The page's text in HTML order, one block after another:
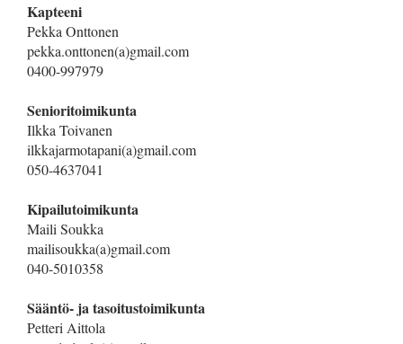
Kapteeni
Pekka Onttonen
pekka.onttonen(a)gmail.com
0400-997979
Senioritoimikunta
Ilkka Toivanen
ilkkajarmotapani(a)gmail.com
050-4637041
Kipailutoimikunta
Maili Soukka
mailisoukka(a)gmail.com
040-5010358
Sääntö- ja tasoitustoimikunta
Petteri Aittola